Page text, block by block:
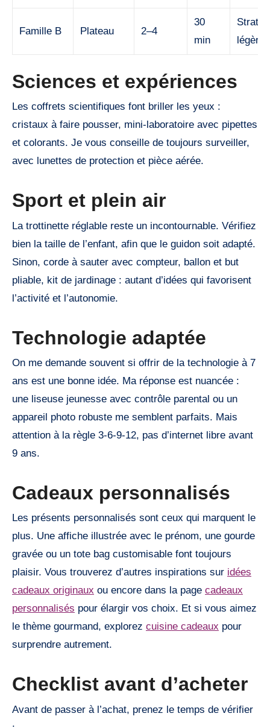
Famille B Plateau 2–4
30
min
légère
Sciences et expériences
Les coffrets scientifiques font briller les yeux :
cristaux à faire pousser, mini-laboratoire avec pipettes
et colorants. Je vous conseille de toujours surveiller,
avec lunettes de protection et pièce aérée.
Sport et plein air
La trottinette réglable reste un incontournable. Vérifiez
bien la taille de l’enfant, afin que le guidon soit adapté.
Sinon, corde à sauter avec compteur, ballon et but
pliable, kit de jardinage : autant d’idées qui favorisent
l’activité et l’autonomie.
Technologie adaptée
On me demande souvent si offrir de la technologie à 7
ans est une bonne idée. Ma réponse est nuancée :
une liseuse jeunesse avec contrôle parental ou un
appareil photo robuste me semblent parfaits. Mais
attention à la règle 3-6-9-12, pas d’internet libre avant
9 ans.
Cadeaux personnalisés
Les présents personnalisés sont ceux qui marquent le
plus. Une affiche illustrée avec le prénom, une gourde
gravée ou un tote bag customisable font toujours
plaisir. Vous trouverez d’autres inspirations sur idées
cadeaux originaux ou encore dans la page cadeaux
personnalisés pour élargir vos choix. Et si vous aimez
le thème gourmand, explorez cuisine cadeaux pour
surprendre autrement.
Checklist avant d’acheter
Avant de passer à l’achat, prenez le temps de vérifier